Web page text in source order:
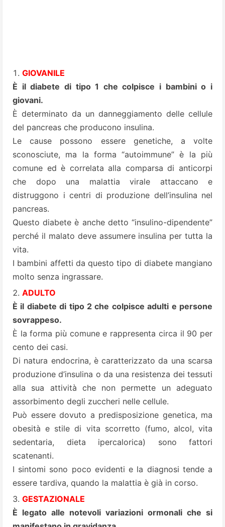
GIOVANILE
È il diabete di tipo 1 che colpisce i bambini o i
giovani.
È determinato da un danneggiamento delle cellule
del pancreas che producono insulina.
Le cause possono essere genetiche, a volte
sconosciute, ma la forma “autoimmune” è la più
comune ed è correlata alla comparsa di anticorpi
che dopo una malattia virale attaccano e
distruggono i centri di produzione dell’insulina nel
pancreas.
Questo diabete è anche detto “insulino-dipendente”
perché il malato deve assumere insulina per tutta la
vita.
I bambini affetti da questo tipo di diabete mangiano
molto senza ingrassare.
ADULTO
È il diabete di tipo 2 che colpisce adulti e persone
sovrappeso.
È la forma più comune e rappresenta circa il 90 per
cento dei casi.
Di natura endocrina, è caratterizzato da una scarsa
produzione d’insulina o da una resistenza dei tessuti
alla sua attività che non permette un adeguato
assorbimento degli zuccheri nelle cellule.
Può essere dovuto a predisposizione genetica, ma
obesità e stile di vita scorretto (fumo, alcol, vita
sedentaria, dieta ipercalorica) sono fattori
scatenanti.
I sintomi sono poco evidenti e la diagnosi tende a
essere tardiva, quando la malattia è già in corso.
GESTAZIONALE
È legato alle notevoli variazioni ormonali che si